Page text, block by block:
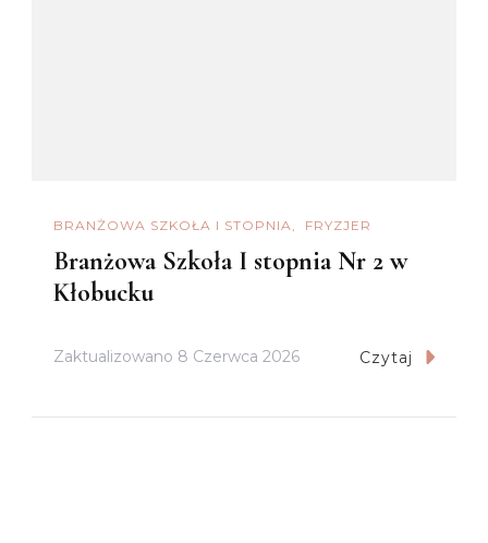
BRANŻOWA SZKOŁA I STOPNIA FRYZJER
Branżowa Szkoła I stopnia Nr 2 w
Kłobucku
Zaktualizowano 8 Czerwca 2026 Czytaj